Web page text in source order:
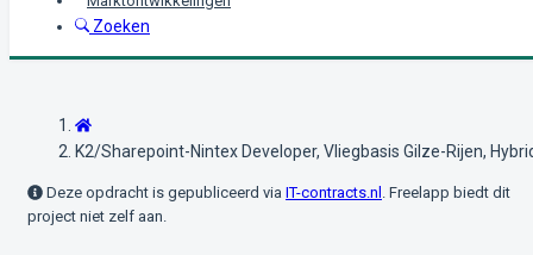
Zoeken
K2/Sharepoint-Nintex Developer, Vliegbasis Gilze-Rijen,
Deze opdracht is gepubliceerd via IT-contracts.nl . Freelapp biedt dit
project niet zelf aan.